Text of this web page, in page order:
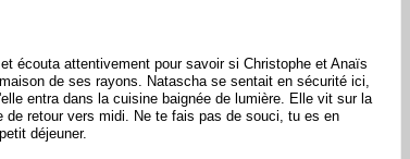
écouta attentivement pour savoir si Christophe et Anaïs
de ses rayons. Natascha se sentait en sécurité ici,
entra dans la cuisine baignée de lumière. Elle vit sur la
retour vers midi. Ne te fais pas de souci, tu es en
déjeuner.